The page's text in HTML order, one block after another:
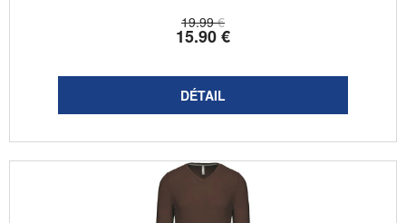
19.99 €
15.90€